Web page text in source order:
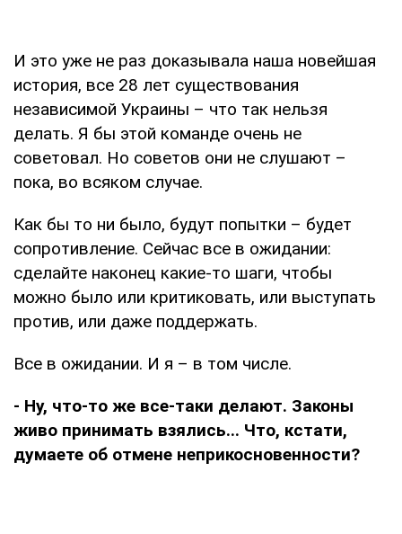
И это уже не раз доказывала наша новейшая
история, все 28 лет существования
независимой Украины – что так нельзя
делать. Я бы этой команде очень не
советовал. Но советов они не слушают –
пока, во всяком случае.
Как бы то ни было, будут попытки – будет
сопротивление. Сейчас все в ожидании:
сделайте наконец какие-то шаги, чтобы
можно было или критиковать, или выступать
против, или даже поддержать.
Все в ожидании. И я – в том числе.
- Ну, что-то же все-таки делают. Законы
живо принимать взялись... Что, кстати,
думаете об отмене неприкосновенности?